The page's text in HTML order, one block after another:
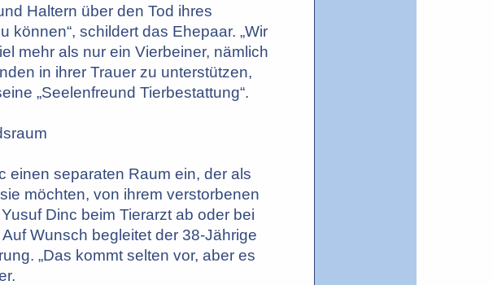
Haltern über den Tod ihres
schildert das Ehepaar. „Wir
mehr als nur ein Vierbeiner, nämlich
in ihrer Trauer zu unterstützen,
„Seelenfreund Tierbestattung“.
einen separaten Raum ein, der als
möchten, von ihrem verstorbenen
Dinc beim Tierarzt ab oder bei
Wunsch begleitet der 38-Jährige
„Das kommt selten vor, aber es